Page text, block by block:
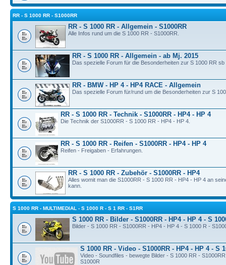
RR - S 1000 RR - S1000RR
RR - S 1000 RR - Allgemein - S1000RR
Alle Infos rund um die S 1000 RR - S1000RR.
RR - S 1000 RR - Allgemein - ab Mj. 2015
Das spezielle Forum für die Besonderheiten zur S 1000 RR sb
RR - BMW - HP 4 - HP4 RACE - Allgemein
Das spezielle Forum für/rund um die Besonderheiten zur S
RR - S 1000 RR - Technik - S1000RR - HP4 - HP 4
Die Technik der S1000RR - S 1000 RR - HP4 - HP 4.
RR - S 1000 RR - Reifen - S1000RR - HP4 - HP 4
Reifen - Freigaben - Erfahrungen.
RR - S 1000 RR - Zubehör - S1000RR - HP4
Alles womit man die S1000RR - S 1000 RR - HP4 - HP 4 an
kann.
S 1000 RR - MULTIMEDIAL - S 1000 R - S 1 RR - S1RR
S 1000 RR - Bilder - S1000RR - HP4 - HP 4 - S
Bilder - S 1000 RR - S1000RR - HP4 - HP 4 - S 1000 R -
S 1000 RR - Video - S1000RR - HP4 - HP 4 - S
Video - Soundfiles - bewegte Bilder - S 1000 RR -
S1000R